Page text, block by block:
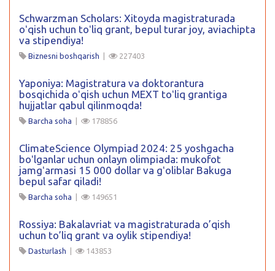
Schwarzman Scholars: Xitoyda magistraturada
oʻqish uchun toʻliq grant, bepul turar joy, aviachipta
va stipendiya!
Biznesni boshqarish | 227403
Yaponiya: Magistratura va doktorantura
bosqichida oʻqish uchun MEXT toʻliq grantiga
hujjatlar qabul qilinmoqda!
Barcha soha | 178856
ClimateScience Olympiad 2024: 25 yoshgacha
boʻlganlar uchun onlayn olimpiada: mukofot
jamgʻarmasi 15 000 dollar va gʻoliblar Bakuga
bepul safar qiladi!
Barcha soha | 149651
Rossiya: Bakalavriat va magistraturada o’qish
uchun to’liq grant va oylik stipendiya!
Dasturlash | 143853